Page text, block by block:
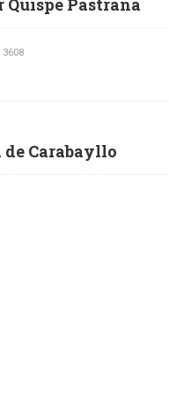
Pastrana
3608
Carabayllo